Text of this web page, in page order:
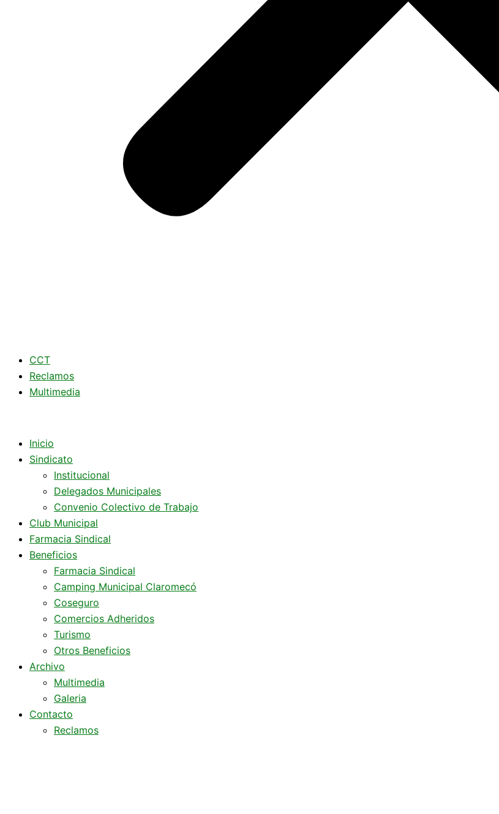
CCT
Reclamos
Multimedia
Inicio
Sindicato
Institucional
Delegados Municipales
Convenio Colectivo de Trabajo
Club Municipal
Farmacia Sindical
Beneficios
Farmacia Sindical
Camping Municipal Claromecó
Coseguro
Comercios Adheridos
Turismo
Otros Beneficios
Archivo
Multimedia
Galeria
Contacto
Reclamos